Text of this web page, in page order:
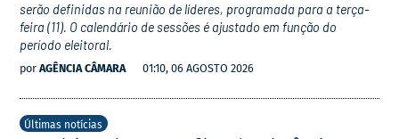
serão definidas na reunião de líderes, programada para a terça-
feira (11). O calendário de sessões é ajustado em função do
período eleitoral.
por AGÊNCIA CÂMARA 01:10, 06 AGOSTO 2026
Últimas notícias